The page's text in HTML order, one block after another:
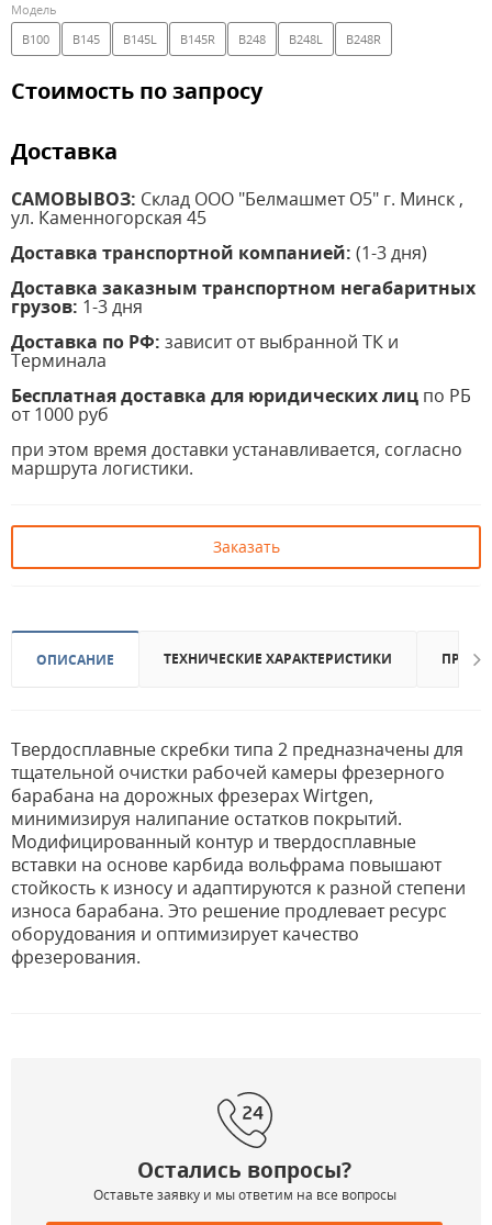
Модель
В100
В145 В145L В145R В248 В248L В248R
Стоимость по запросу
Доставка
САМОВЫВОЗ: Склад ООО "Белмашмет О5" г. Минск ,
ул. Каменногорская 45
Доставка транспортной компанией: (1-3 дня)
Доставка заказным транспортном негабаритных
грузов: 1-3 дня
Доставка по РФ: зависит от выбранной ТК и
Терминала
Бесплатная доставка для юридических лиц по РБ
от 1000 руб
при этом время доставки устанавливается, согласно
маршрута логистики.
Заказать
ОПИСАНИЕ ТЕХНИЧЕСКИЕ ХАРАКТЕРИСТИКИ
Твердосплавные скребки типа 2 предназначены для
тщательной очистки рабочей камеры фрезерного
барабана на дорожных фрезерах Wirtgen,
минимизируя налипание остатков покрытий.
Модифицированный контур и твердосплавные
вставки на основе карбида вольфрама повышают
стойкость к износу и адаптируются к разной степени
износа барабана. Это решение продлевает ресурс
оборудования и оптимизирует качество
фрезерования.
Остались вопросы?
Оставьте заявку и мы ответим на все вопросы